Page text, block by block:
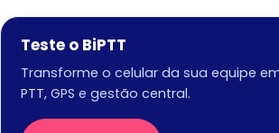
Teste o BiPTT
Transforme o celular da sua equipe
PTT, GPS e gestão central.